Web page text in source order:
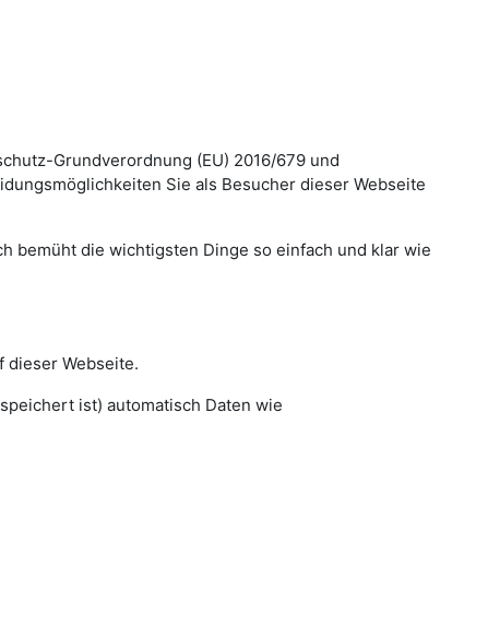
Grundverordnung (EU) 2016/679 und
Sie als Besucher dieser Webseite
bemüht die wichtigsten Dinge so einfach und klar wie
dieser Webseite.
ist) automatisch Daten wie